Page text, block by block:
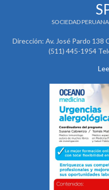
SOCIEDAD
Dirección: Av. José Pardo 138
(511) 445-1954